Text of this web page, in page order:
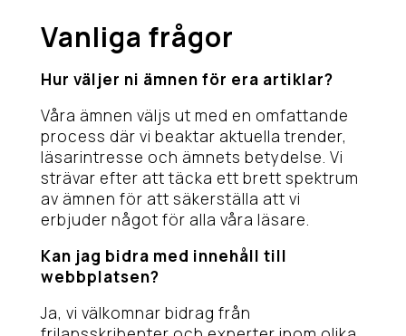
Vanliga frågor
Hur väljer ni ämnen för era artiklar?
Våra ämnen väljs ut med en omfattande
process där vi beaktar aktuella trender,
läsarintresse och ämnets betydelse. Vi
strävar efter att täcka ett brett spektrum
av ämnen för att säkerställa att vi
erbjuder något för alla våra läsare.
Kan jag bidra med innehåll till
webbplatsen?
Ja, vi välkomnar bidrag från